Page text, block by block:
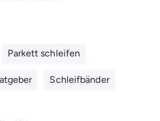
Parkett schleifen
Schleifbänder